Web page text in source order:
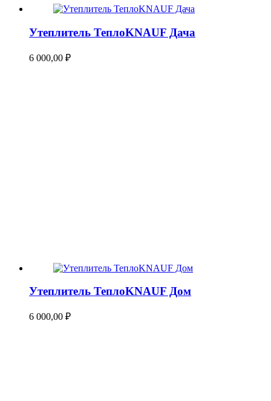
Утеплитель ТеплоKNAUF Дача
6 000,00 ₽
Утеплитель ТеплоKNAUF Дом
6 000,00 ₽